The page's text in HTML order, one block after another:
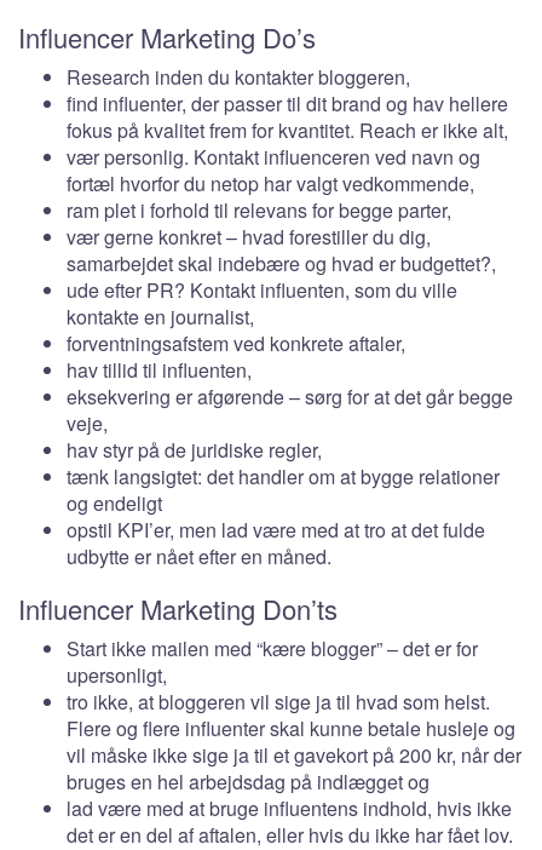
Influencer Marketing Do’s
Research inden du kontakter bloggeren,
find influenter, der passer til dit brand og hav hellere
fokus på kvalitet frem for kvantitet. Reach er ikke alt,
vær personlig. Kontakt influenceren ved navn og
fortæl hvorfor du netop har valgt vedkommende,
ram plet i forhold til relevans for begge parter,
vær gerne konkret – hvad forestiller du dig,
samarbejdet skal indebære og hvad er budgettet?,
ude efter PR? Kontakt influenten, som du ville
kontakte en journalist,
forventningsafstem ved konkrete aftaler,
hav tillid til influenten,
eksekvering er afgørende – sørg for at det går begge
veje,
hav styr på de juridiske regler,
tænk langsigtet: det handler om at bygge relationer
og endeligt
opstil KPI’er, men lad være med at tro at det fulde
udbytte er nået efter en måned.
Influencer Marketing Don’ts
Start ikke mailen med “kære blogger” – det er for
upersonligt,
tro ikke, at bloggeren vil sige ja til hvad som helst.
Flere og flere influenter skal kunne betale husleje og
vil måske ikke sige ja til et gavekort på 200 kr, når der
bruges en hel arbejdsdag på indlægget og
lad være med at bruge influentens indhold, hvis ikke
det er en del af aftalen, eller hvis du ikke har fået lov.